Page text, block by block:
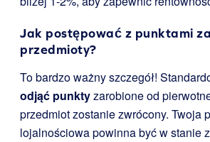
Jak postępować z punktami
przedmioty?
To bardzo ważny szczegół!
odjąć punktyzarobione od
przedmiot zostanie zwrócony. Twoja
lojalnościowa powinna być w stanie